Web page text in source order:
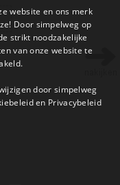
website en ons merk
Door simpelweg op
strikt noodzakelijke
van onze website te
door simpelweg
en Privacybeleid